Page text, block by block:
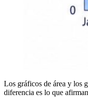
Los gráficos de área y los
diferencia es lo que